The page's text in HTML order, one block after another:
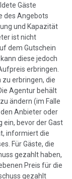
Gäste
des Angebots
und Kapazität
ist nicht
dem Gutschein
diese jedoch
erbringen.
erbringen, die
Agentur behält
ändern (im Falle
Anbieter oder
ein, bevor der Gast
informiert die
Für Gäste, die
gezahlt haben,
Preis für die
gezahlt